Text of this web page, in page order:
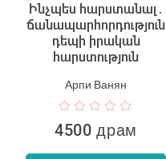
Ինչպես հարստանալ․
ճանապարհորդություն
դեպի իրական
հարստություն
Арпи Ванян
4500 драм